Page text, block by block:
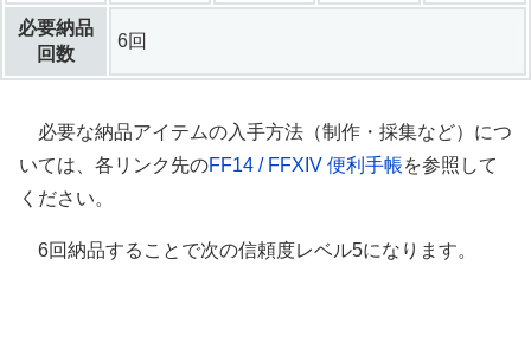
必要納品
回数
6回
必要な納品アイテムの入手方法（制作・採集など）につ
いては、各リンク先のFF14 / FFXIV 便利手帳を参照して
ください。
6回納品することで次の信頼度レベル5になります。